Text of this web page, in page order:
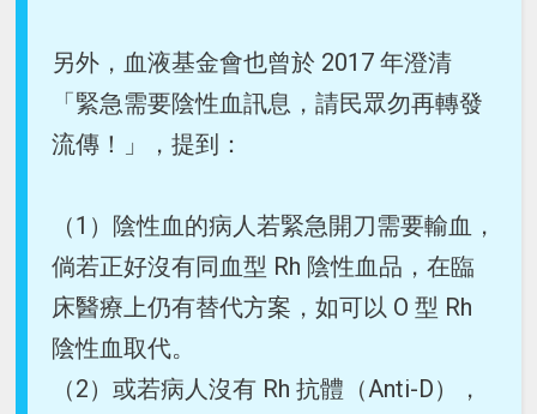
另外，血液基金會也曾於 2017 年澄清
「緊急需要陰性血訊息，請民眾勿再轉發
流傳！」，提到：
（1）陰性血的病人若緊急開刀需要輸血，
倘若正好沒有同血型 Rh 陰性血品，在臨
床醫療上仍有替代方案，如可以 O 型 Rh
陰性血取代。
（2）或若病人沒有 Rh 抗體（Anti-D），